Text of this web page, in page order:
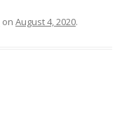
on August 4, 2020.